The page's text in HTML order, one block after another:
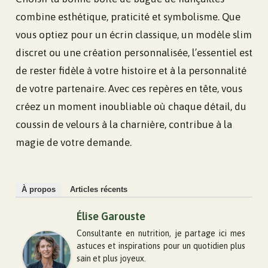
combine esthétique, praticité et symbolisme. Que
vous optiez pour un écrin classique, un modèle slim
discret ou une création personnalisée, l’essentiel est
de rester fidèle à votre histoire et à la personnalité
de votre partenaire. Avec ces repères en tête, vous
créez un moment inoubliable où chaque détail, du
coussin de velours à la charnière, contribue à la
magie de votre demande.
À propos Articles récents
Élise Garouste
Consultante en nutrition, je partage ici mes
astuces et inspirations pour un quotidien plus
sain et plus joyeux.